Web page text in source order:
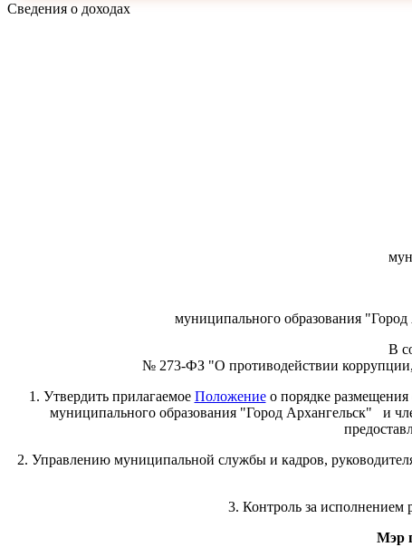
Сведения о доходах
муниципального образования
В
№ 273-ФЗ "О противодействии
1. Утвердить прилагаемое Положениео порядке размещения
муниципального образования "Город Архангельск"
и
2. Управлению муниципальной службы и кадров,
3. Контроль за исполнением
Мэр